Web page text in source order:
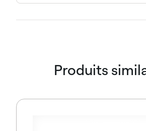
Produits